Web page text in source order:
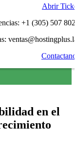
Abrir
+1 (305) 507
en el